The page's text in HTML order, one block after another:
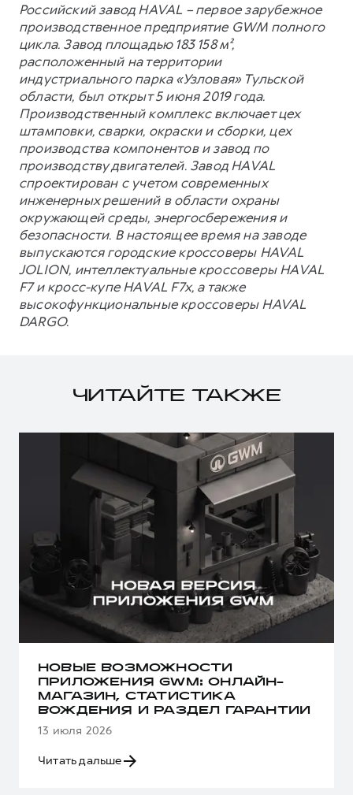
Российский завод HAVAL – первое зарубежное
производственное предприятие GWM полного
цикла. Завод площадью 183 158 м²,
расположенный на территории
индустриального парка «Узловая» Тульской
области, был открыт 5 июня 2019 года.
Производственный комплекс включает цех
штамповки, сварки, окраски и сборки, цех
производства компонентов и завод по
производству двигателей. Завод HAVAL
спроектирован с учетом современных
инженерных решений в области охраны
окружающей среды, энергосбережения и
безопасности. В настоящее время на заводе
выпускаются городские кроссоверы HAVAL
JOLION, интеллектуальные кроссоверы HAVAL
F7 и кросс-купе HAVAL F7x, а также
высокофункциональные кроссоверы HAVAL
DARGO.
ЧИТАЙТЕ ТАКЖЕ
НОВЫЕ ВОЗМОЖНОСТИ
ПРИЛОЖЕНИЯ GWM: ОНЛАЙН-
МАГАЗИН, СТАТИСТИКА
ВОЖДЕНИЯ И РАЗДЕЛ ГАРАНТИИ
13 июля 2026
Читать дальше